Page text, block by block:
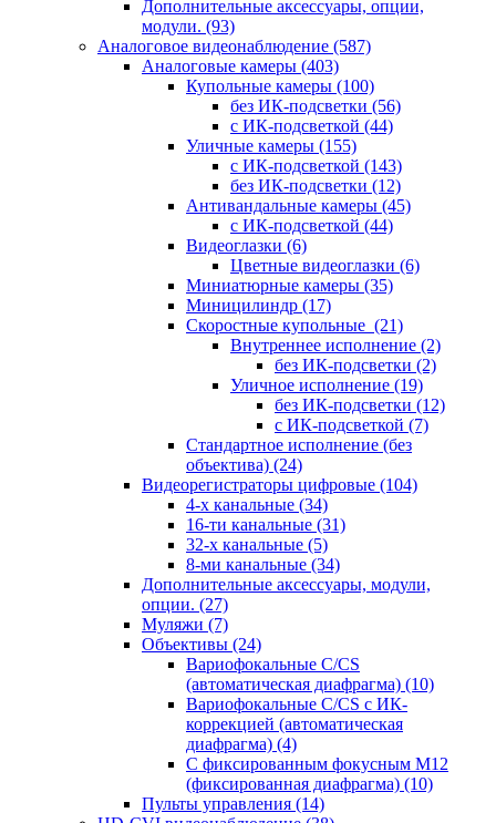
Дополнительные аксессуары, опции,
модули. (93)
Аналоговое видеонаблюдение (587)
Аналоговые камеры (403)
Купольные камеры (100)
без ИК-подсветки (56)
с ИК-подсветкой (44)
Уличные камеры (155)
с ИК-подсветкой (143)
без ИК-подсветки (12)
Антивандальные камеры (45)
с ИК-подсветкой (44)
Видеоглазки (6)
Цветные видеоглазки (6)
Миниатюрные камеры (35)
Миницилиндр (17)
Скоростные купольные (21)
Внутреннее исполнение (2)
без ИК-подсветки (2)
Уличное исполнение (19)
без ИК-подсветки (12)
с ИК-подсветкой (7)
Стандартное исполнение (без
объектива) (24)
Видеорегистраторы цифровые (104)
4-х канальные (34)
16-ти канальные (31)
32-х канальные (5)
8-ми канальные (34)
Дополнительные аксессуары, модули,
опции. (27)
Муляжи (7)
Объективы (24)
Вариофокальные C/CS
(автоматическая диафрагма) (10)
Вариофокальные C/CS с ИК-
коррекцией (автоматическая
диафрагма) (4)
С фиксированным фокусным М12
(фиксированная диафрагма) (10)
Пульты управления (14)